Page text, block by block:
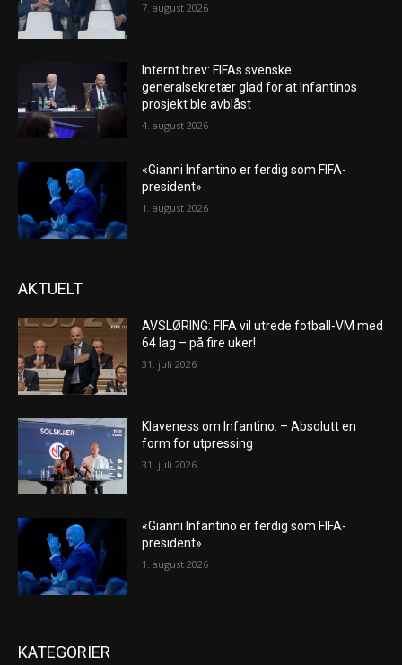
7. august 2026
Internt brev: FIFAs svenske
generalsekretær glad for at Infantinos
prosjekt ble avblåst
4. august 2026
«Gianni Infantino er ferdig som FIFA-
president»
1. august 2026
AKTUELT
AVSLØRING: FIFA vil utrede fotball-VM med
64 lag – på fire uker!
31. juli 2026
Klaveness om Infantino: – Absolutt en
form for utpressing
31. juli 2026
«Gianni Infantino er ferdig som FIFA-
president»
1. august 2026
KATEGORIER